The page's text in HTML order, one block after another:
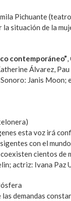
Pichuante
situación de la
contemporáneo”,
Álvarez,
Janis
esta voz irá
con el
cientos de
actriz: Ivana Paz
demandas